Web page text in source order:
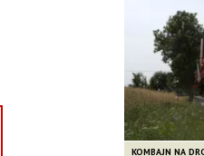
KOMBAJN NA